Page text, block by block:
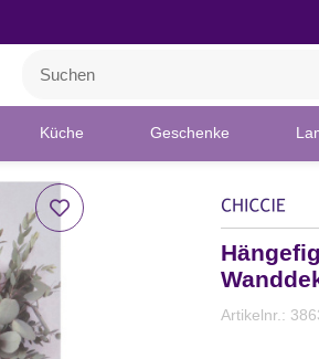
Küche Geschenke
Artikelnr.: